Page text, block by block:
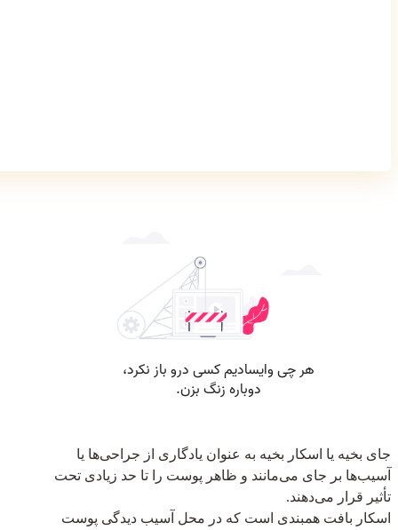
جای بخیه یا اسکار بخیه به عنوان یادگاری از جراحی‌ها یا
آسیب‌ها بر جای می‌مانند و ظاهر پوست را تا حد زیادی تحت
تأثیر قرار می‌دهند.
اسکار بافت همبندی است که در محل آسیب دیدگی پوست